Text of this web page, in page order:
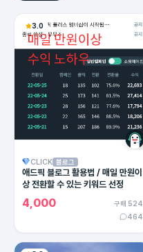
3.0
CLICK 블로그
애드픽 블로그 활용법 / 매일 만원이
상 전환할 수 있는 키워드 선정
4,000
구매 524
464